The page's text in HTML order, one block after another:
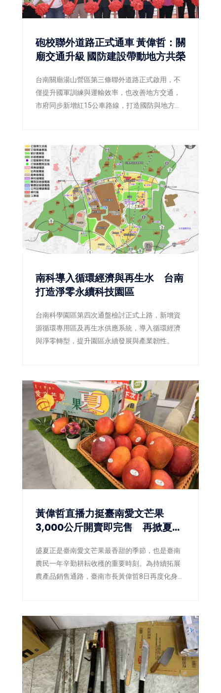
砲校聯外道路正式通車 黃偉哲：關
廟交通升級 國防建設帶動地方共榮
台南關廟湯山營區第三條聯外道路正式啟用，不
僅提升國軍訓練與運輸效率，也改善地方交通，
市府同步新增紅15公車路線，打造國防與地方雙
南科導入循環經濟與再生水 台南
打造淨零永續科技園區
台南科學園區第四次通盤檢討正式上路，新增資
源循環專用區及再生水供應系統，導入循環經濟
與淨零轉型，提升園區永續發展與產業韌性。
黃偉哲直播力挺臺南愛文芒果
3,000公斤開賣即完售 再掀夏日
盛夏正是臺南愛文芒果最香甜的季節，也是臺南
農民一年辛勤耕耘收穫的重要時刻。為持續拓展
農產品銷售通路，臺南市長黃偉哲8日再度化身
愛文芒果，以最直接的方式向全國消費者介紹來
自產地的新鮮美味。直播活動推出的3,000公斤愛
文芒果甫開賣便迅速銷售一空，再次展現臺南芒
果在市場上的高人氣與品牌實力。